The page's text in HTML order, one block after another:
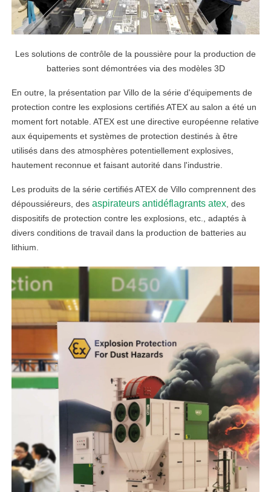
Les solutions de contrôle de la poussière pour la production de
batteries sont démontrées via des modèles 3D
En outre, la présentation par Villo de la série d'équipements de
protection contre les explosions certifiés ATEX au salon a été un
moment fort notable. ATEX est une directive européenne relative
aux équipements et systèmes de protection destinés à être
utilisés dans des atmosphères potentiellement explosives,
hautement reconnue et faisant autorité dans l'industrie.
Les produits de la série certifiés ATEX de Villo comprennent des
dépoussiéreurs, desaspirateurs antidéflagrants atex , des
dispositifs de protection contre les explosions, etc., adaptés à
divers conditions de travail dans la production de batteries au
lithium.